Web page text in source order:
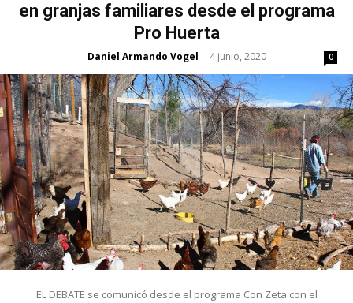
en granjas familiares desde el programa
Pro Huerta
Daniel Armando Vogel - 4 junio, 2020 0
EL DEBATE se comunicó desde el programa Con Zeta con el